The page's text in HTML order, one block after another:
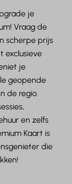
je
Vraag de
scherpe prijs
exclusieve
je
geopende
de regio.
en zelfs
Kaart is
die